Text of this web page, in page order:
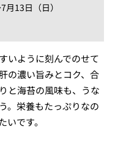
13日（日）
いように刻んでのせて
の濃い旨みとコク、合
と海苔の風味も、うな
。栄養もたっぷりなの
です。